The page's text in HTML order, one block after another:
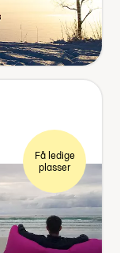
Få ledige
plasser